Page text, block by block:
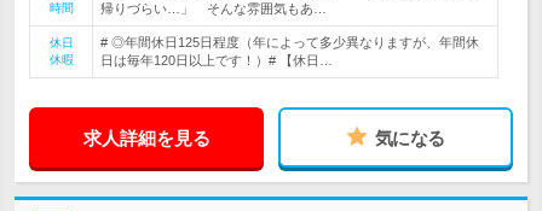
時間
帰りづらい…」 そんな雰囲気もあ…
休日
休暇
# ◎年間休日125日程度（年によって多少異なりますが、年間休
日は毎年120日以上です！）# 【休日…
求人詳細を見る 気になる